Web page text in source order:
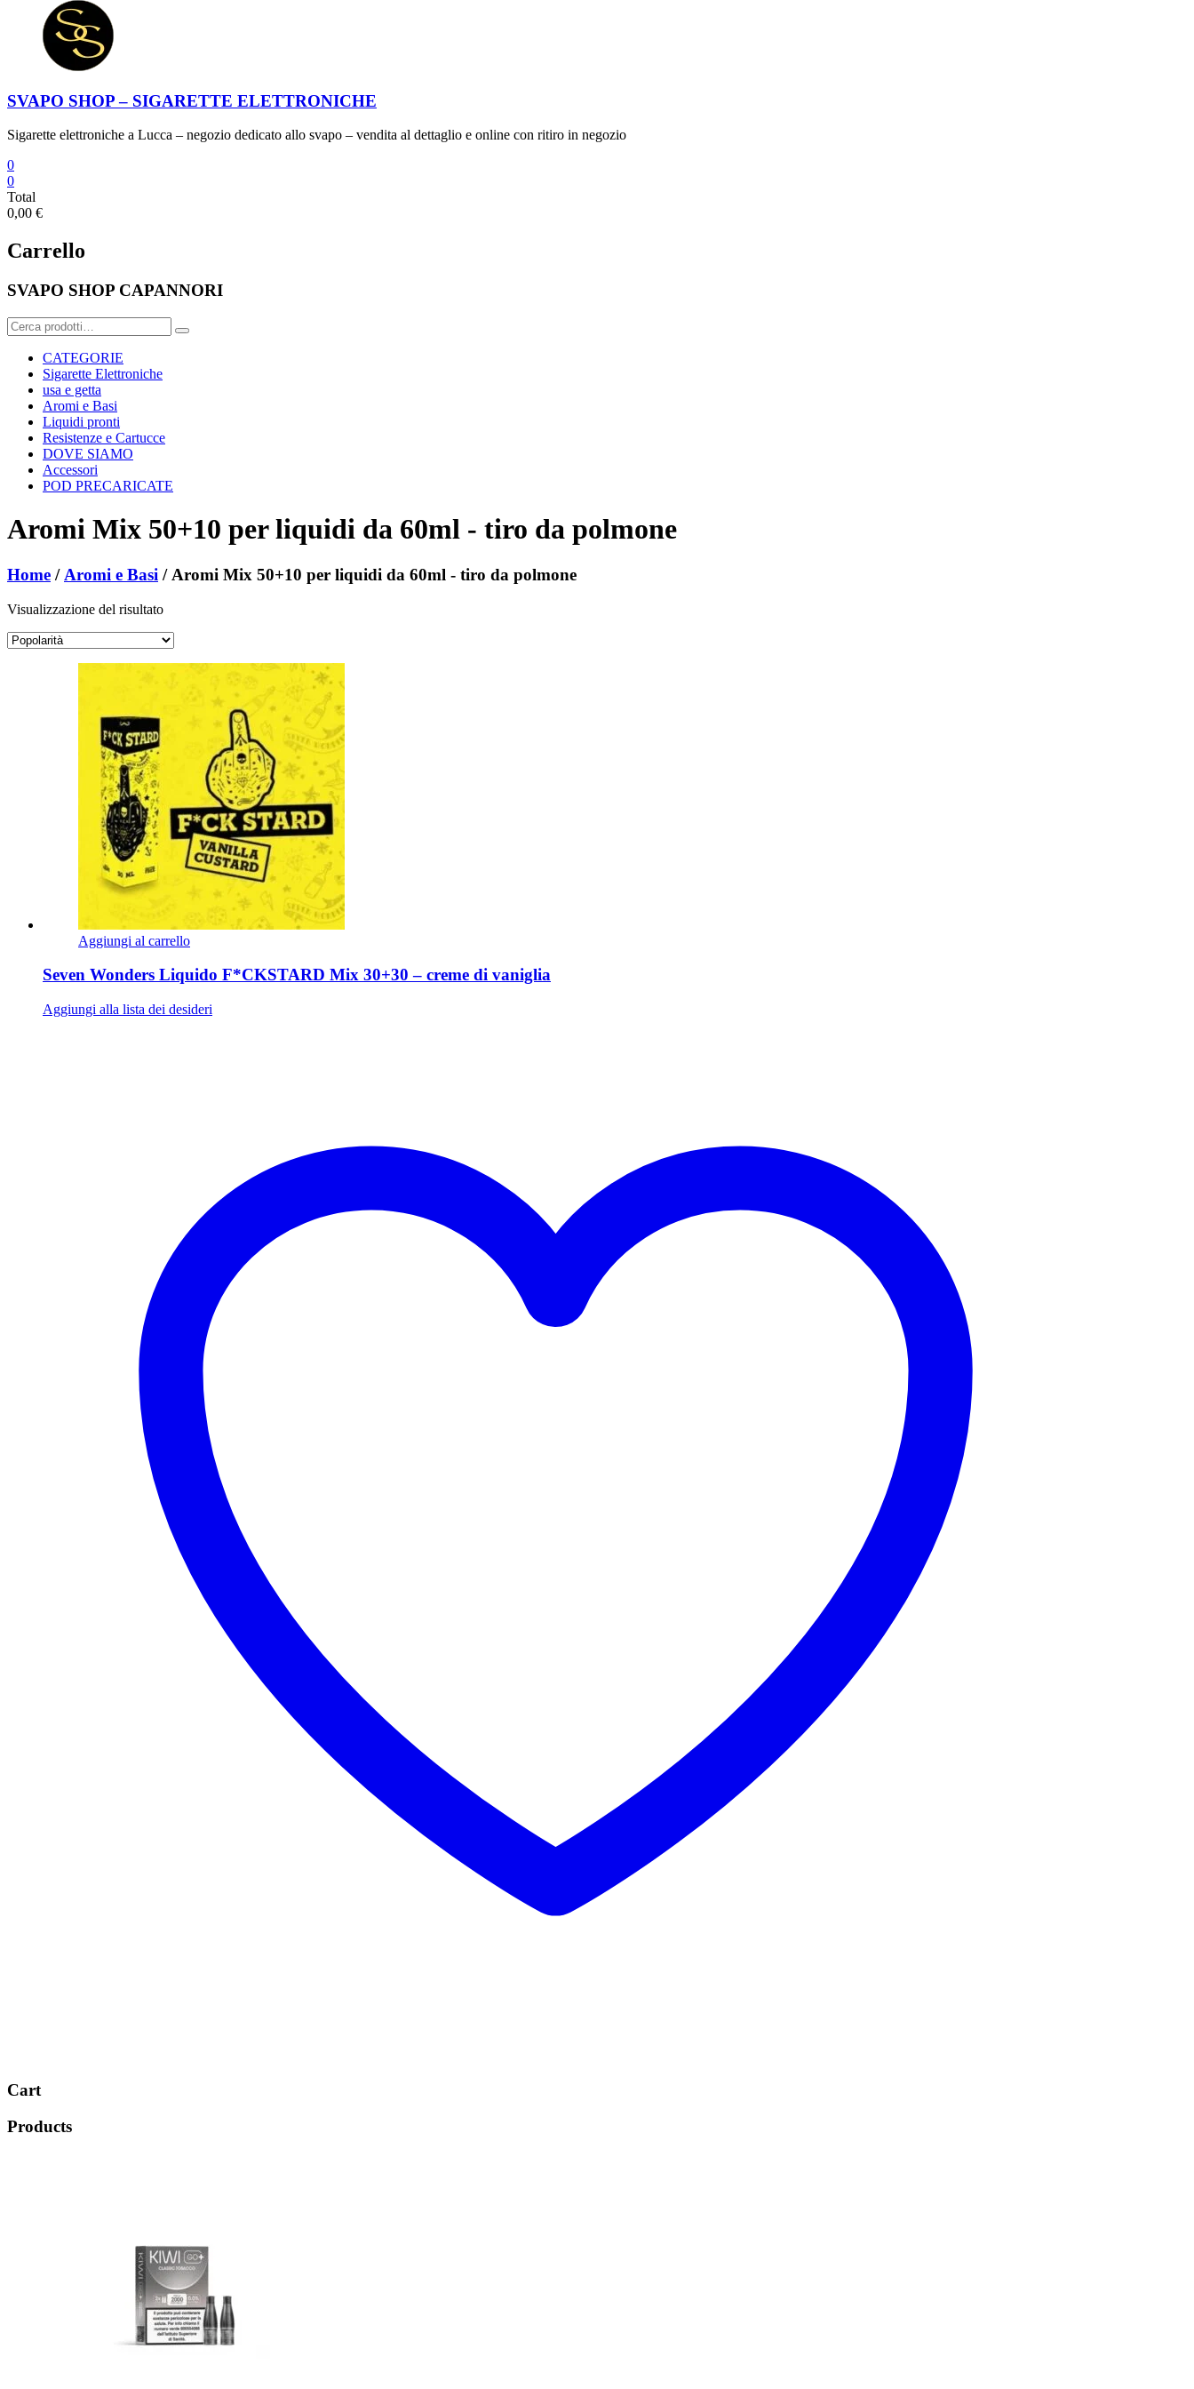
SVAPO SHOP – SIGARETTE ELETTRONICHE
Sigarette elettroniche a Lucca – negozio dedicato allo svapo – vendita al dettaglio e online con ritiro in negozio
0
0
Total
0,00 €
Carrello
SVAPO SHOP CAPANNORI
Cerca:
CATEGORIE
Sigarette Elettroniche
usa e getta
Aromi e Basi
Liquidi pronti
Resistenze e Cartucce
DOVE SIAMO
Accessori
POD PRECARICATE
Aromi Mix 50+10 per liquidi da 60ml - tiro da polmone
Home / Aromi e Basi / Aromi Mix 50+10 per liquidi da 60ml - tiro da polmone
Visualizzazione del risultato
Aggiungi al carrello
Seven Wonders Liquido F*CKSTARD Mix 30+30 – creme di vaniglia
Aggiungi alla lista dei desideri
Cart
Products